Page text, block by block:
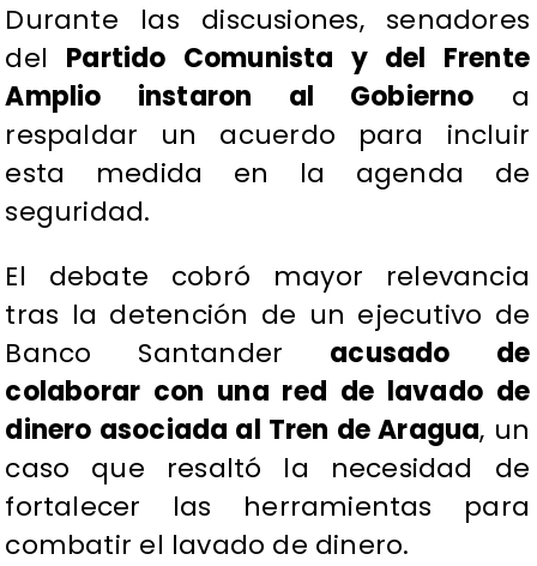
Durante las discusiones, senadores
del Partido Comunista y del Frente
Amplio instaron al Gobierno a
respaldar un acuerdo para incluir
esta medida en la agenda de
seguridad.
El debate cobró mayor relevancia
tras la detención de un ejecutivo de
Banco Santander acusado de
colaborar con una red de lavado de
dinero asociada al Tren de Aragua, un
caso que resaltó la necesidad de
fortalecer las herramientas para
combatir el lavado de dinero.